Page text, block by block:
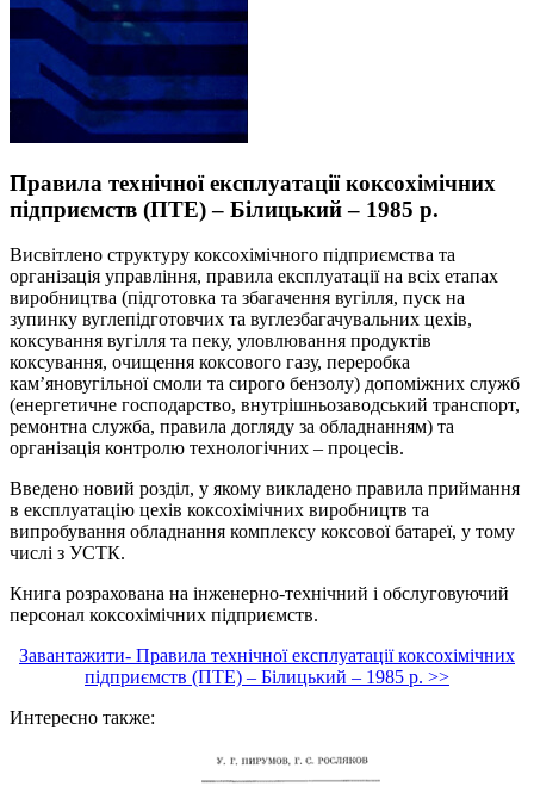
Правила технічної експлуатації коксохімічних
підприємств (ПТЕ) – Білицький – 1985 р.
Висвітлено структуру коксохімічного підприємства та
організація управління, правила експлуатації на всіх етапах
виробництва (підготовка та збагачення вугілля, пуск на
зупинку вуглепідготовчих та вуглезбагачувальних цехів,
коксування вугілля та пеку, уловлювання продуктів
коксування, очищення коксового газу, переробка
кам’яновугільної смоли та сирого бензолу) допоміжних служб
(енергетичне господарство, внутрішньозаводський транспорт,
ремонтна служба, правила догляду за обладнанням) та
організація контролю технологічних – процесів.
Введено новий розділ, у якому викладено правила приймання
в експлуатацію цехів коксохімічних виробництв та
випробування обладнання комплексу коксової батареї, у тому
числі з УСТК.
Книга розрахована на інженерно-технічний і обслуговуючий
персонал коксохімічних підприємств.
Завантажити- Правила технічної експлуатації коксохімічних
підприємств (ПТЕ) – Білицький – 1985 р. >>
Интересно также: